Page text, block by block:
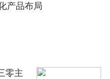
产品布局
零主